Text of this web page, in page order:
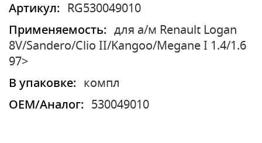
Артикул:
RG530049010
Применяемость:
для а/м Renault Logan
8V/Sandero/Clio II/Kangoo/Megane I 1.4/1.6
97>
В упаковке:
компл
OEM/Аналог:
530049010